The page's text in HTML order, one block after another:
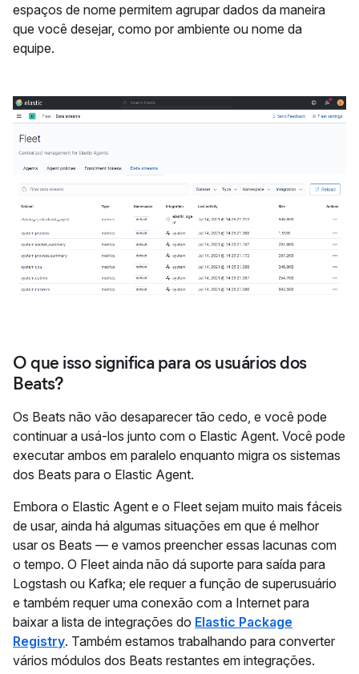
espaços de nome permitem agrupar dados da maneira
que você desejar, como por ambiente ou nome da
equipe.
O que isso significa para os usuários dos
Beats?
Os Beats não vão desaparecer tão cedo, e você pode
continuar a usá-los junto com o Elastic Agent. Você pode
executar ambos em paralelo enquanto migra os sistemas
dos Beats para o Elastic Agent.
Embora o Elastic Agent e o Fleet sejam muito mais fáceis
de usar, ainda há algumas situações em que é melhor
usar os Beats — e vamos preencher essas lacunas com
o tempo. O Fleet ainda não dá suporte para saída para
Logstash ou Kafka; ele requer a função de superusuário
e também requer uma conexão com a Internet para
baixar a lista de integrações do Elastic Package
Registry. Também estamos trabalhando para converter
vários módulos dos Beats restantes em integrações.